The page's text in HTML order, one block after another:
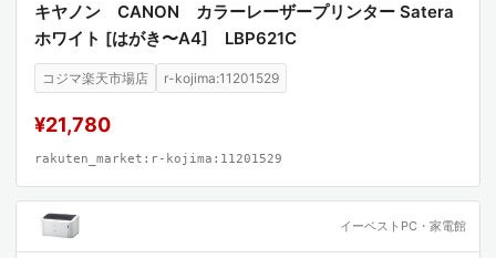
キヤノン CANON カラーレーザープリンター Satera
ホワイト [はがき〜A4] LBP621C
コジマ楽天市場店 r-kojima:11201529
¥21,780
rakuten_market:r-kojima:11201529
イーベストPC・家電館